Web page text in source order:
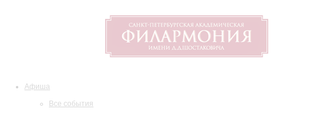
Афиша
Все события